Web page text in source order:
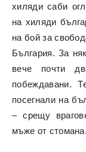
хиляди саби
на хиляди
на бой за
България. За
вече почти
побеждавани.
посегнали на
– срещу
мъже от стомана.